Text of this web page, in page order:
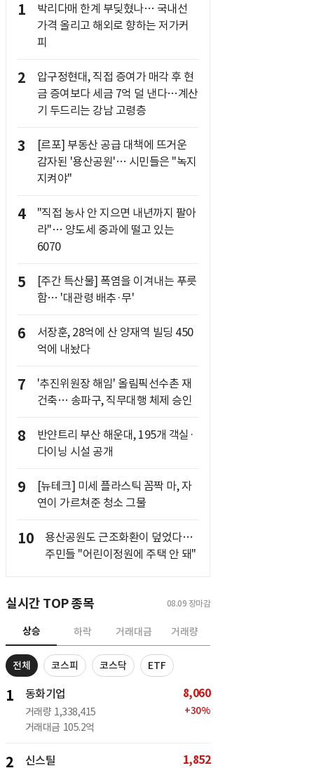
1
박리다매 한계 부딪혔나… 국내선
가격 올리고 해외로 향하는 저가커
피
2
압구정현대, 직접 증여가 매각 후 현
금 증여보다 세금 7억 덜 낸다…계산
기 두드리는 강남 고령층
3
[르포] 부동산 공급 대책에 뜨거운
감자된 '용산공원'… 시민들은 "녹지
지켜야"
4
"직접 농사 안 지으면 내년까지 팔아
라"… 양도세 중과에 떨고 있는
6070
5
[주간 특산물] 폭염을 이겨내는 푸릇
함… '대관령 배추·무'
6
서장훈, 28억에 산 양재역 빌딩 450
억에 내놨다
7
'추진위원장 해임' 올림픽선수촌 재
건축… 송파구, 직무대행 체제 승인
8
반얀트리 부산 해운대, 195개 객실·
다이닝 시설 공개
9
[뉴테크] 미세 플라스틱 꼼짝 마, 자
연이 가르쳐준 청소 그물
10
용산공원도 근조화환이 덮었다…
주민들 "어린이정원에 주택 안 돼"
실시간 TOP 종목 08.09 장마감
상승 하락 거래대금 거래량
전체 코스피 코스닥 ETF
1 동화기업
거래량 1,338,415
거래대금 105.2억
8,060
+30%
2 신스틸 1,852